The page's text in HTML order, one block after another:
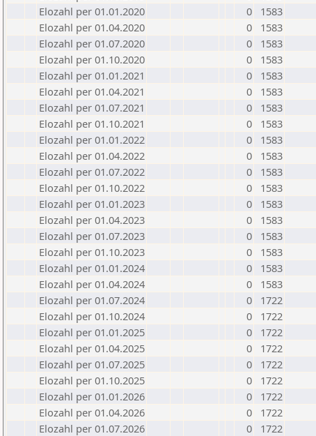
Elozahl per 01.01.2020
0
1583
Elozahl per 01.04.2020
0
1583
Elozahl per 01.07.2020
0
1583
Elozahl per 01.10.2020
0
1583
Elozahl per 01.01.2021
0
1583
Elozahl per 01.04.2021
0
1583
Elozahl per 01.07.2021
0
1583
Elozahl per 01.10.2021
0
1583
Elozahl per 01.01.2022
0
1583
Elozahl per 01.04.2022
0
1583
Elozahl per 01.07.2022
0
1583
Elozahl per 01.10.2022
0
1583
Elozahl per 01.01.2023
0
1583
Elozahl per 01.04.2023
0
1583
Elozahl per 01.07.2023
0
1583
Elozahl per 01.10.2023
0
1583
Elozahl per 01.01.2024
0
1583
Elozahl per 01.04.2024
0
1583
Elozahl per 01.07.2024
0
1722
Elozahl per 01.10.2024
0
1722
Elozahl per 01.01.2025
0
1722
Elozahl per 01.04.2025
0
1722
Elozahl per 01.07.2025
0
1722
Elozahl per 01.10.2025
0
1722
Elozahl per 01.01.2026
0
1722
Elozahl per 01.04.2026
0
1722
Elozahl per 01.07.2026
0 1722